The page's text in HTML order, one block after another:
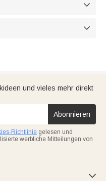


und vieles mehr direkt
Abonnieren
Richtlinie gelesen und
werbliche Mitteilungen von
